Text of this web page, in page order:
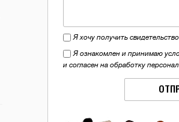
Я хочу получить
Я ознакомлен и принимаю
и согласен на обработку